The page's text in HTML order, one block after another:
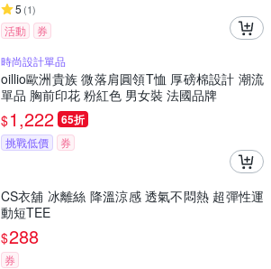
5 (1)
活動
券
時尚設計單品
oillio歐洲貴族 微落肩圓領T恤 厚磅棉設計 潮流
單品 胸前印花 粉紅色 男女裝 法國品牌
$1,222 65折
挑戰低價 券
CS衣舖 冰離絲 降溫涼感 透氣不悶熱 超彈性運
動短TEE
$288
券